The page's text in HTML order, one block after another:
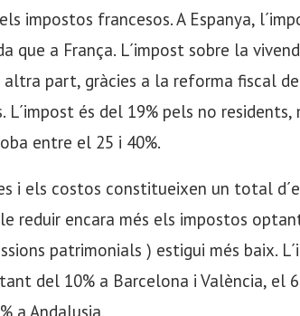
impostos francesos. A Espanya,
que a França. L´impost sobre la
part, gràcies a la reforma fiscal
és del 19% pels no residents,
entre el 25 i 40%.
i els costos constitueixen un total
reduir encara més els impostos
patrimonials ) estigui més baix.
del 10% a Barcelona i València, el
a Andalusia.